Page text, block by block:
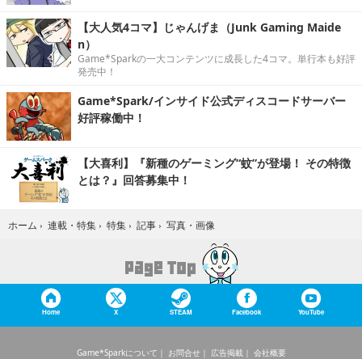
【大人気4コマ】じゃんげま（Junk Gaming Maide
n）
Game*Sparkの一大コンテンツに成長した4コマ。単行本も好評
発売中！
Game*Spark/インサイド公式ディスコードサーバー
好評稼働中！
【大喜利】『新種のゲーミング“蚊”が登場！ その特徴
とは？』回答募集中！
ホーム › 連載・特集 › 特集 › 記事 › 写真・画像
Home X STEAM Facebook YouTube
Game*Sparkについて お問合せ 広告掲載 会社概要